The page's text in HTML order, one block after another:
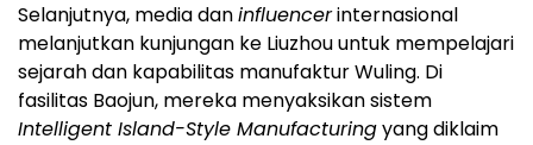
Selanjutnya, media daninfluencerinternasional
melanjutkan kunjungan ke Liuzhou untuk mempelajari
sejarah dan kapabilitas manufaktur Wuling. Di
fasilitas Baojun, mereka menyaksikan sistem
Intelligent Island-Style Manufacturingyang diklaim